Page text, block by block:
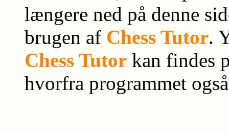
længere ned på denne
brugen af Chess Tutor.
Chess Tutor kan findes
hvorfra programmet